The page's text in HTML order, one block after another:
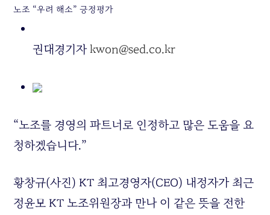
노조 “우려 해소” 긍정평가
권대경기자kwon@sed.co.kr
“노조를 경영의 파트너로 인정하고 많은 도움을 요
청하겠습니다.”
황창규(사진) KT 최고경영자(CEO) 내정자가 최근
정윤모 KT 노조위원장과 만나 이 같은 뜻을 전한